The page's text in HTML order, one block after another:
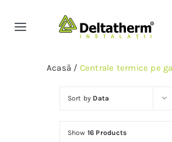
Toggle
Acasă / Centrale termice pe
Sort by Data
Show 16 Products